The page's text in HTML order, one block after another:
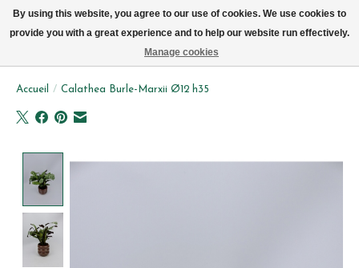
Accueil / Calathea Burle-Marxii Ø12 h35
Product image slideshow Items
By using this website, you agree to our use of cookies. We use cookies to
provide you with a great experience and to help our website run effectively.
Manage cookies